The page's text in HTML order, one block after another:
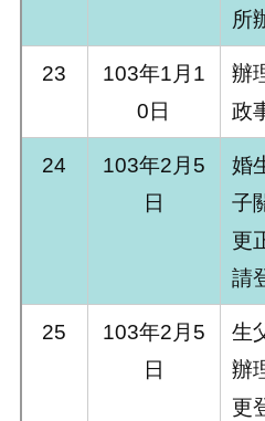
所
23
103年1月1
0日
辦
政
24
103年2月5
日
婚
子
更
請
25
103年2月5
日
生
辦
更